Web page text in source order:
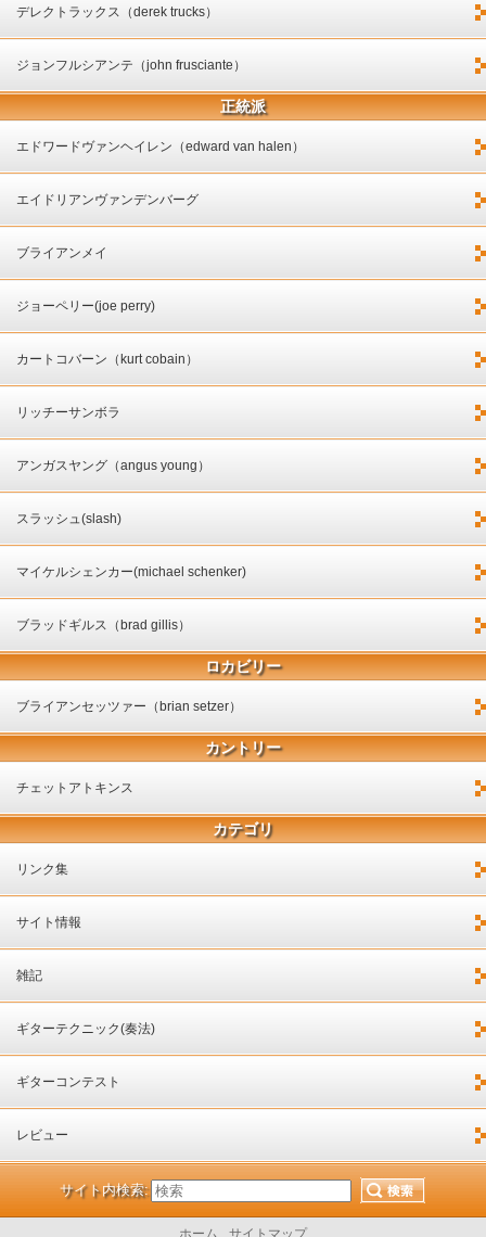
デレクトラックス（derek trucks）
ジョンフルシアンテ（john frusciante）
正統派
エドワードヴァンヘイレン（edward van halen）
エイドリアンヴァンデンバーグ
ブライアンメイ
ジョーペリー(joe perry)
カートコバーン（kurt cobain）
リッチーサンボラ
アンガスヤング（angus young）
スラッシュ(slash)
マイケルシェンカー(michael schenker)
ブラッドギルス（brad gillis）
ロカビリー
ブライアンセッツァー（brian setzer）
カントリー
チェットアトキンス
カテゴリ
リンク集
サイト情報
雑記
ギターテクニック(奏法)
ギターコンテスト
レビュー
サイト内検索:
ホーム サイトマップ